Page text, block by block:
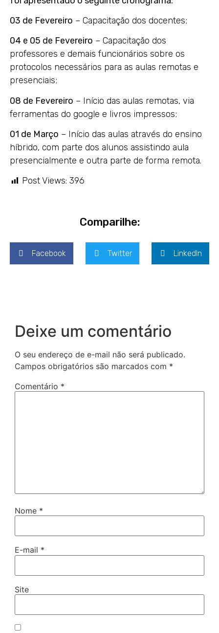
03 de Fevereiro – Capacitação dos docentes;
04 e 05 de Fevereiro – Capacitação dos
professores e demais funcionários sobre os
protocolos necessários para as aulas remotas e
presenciais;
08 de Fevereiro – Início das aulas remotas, via
ferramentas do google e livros impressos;
01 de Março – Início das aulas através do ensino
híbrido, com parte dos alunos assistindo aula
presencialmente e outra parte de forma remota.
Post Views: 396
Comparilhe:
Facebook Twitter LinkedIn
Deixe um comentário
O seu endereço de e-mail não será publicado.
Campos obrigatórios são marcados com *
Comentário *
Nome *
E-mail *
Site